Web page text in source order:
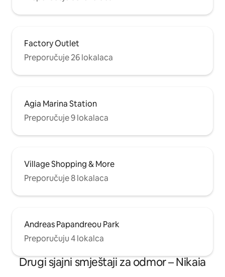
Factory Outlet
Preporučuje 26 lokalaca
Agia Marina Station
Preporučuje 9 lokalaca
Village Shopping & More
Preporučuje 8 lokalaca
Andreas Papandreou Park
Preporučuju 4 lokalca
Drugi sjajni smještaji za odmor – Nikaia